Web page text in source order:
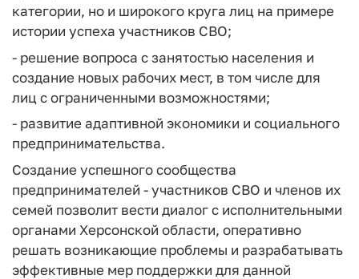
категории, но и широкого круга лиц на примере
истории успеха участников СВО;
- решение вопроса с занятостью населения и
создание новых рабочих мест, в том числе для
лиц с ограниченными возможностями;
- развитие адаптивной экономики и социального
предпринимательства.
Создание успешного сообщества
предпринимателей - участников СВО и членов их
семей позволит вести диалог с исполнительными
органами Херсонской области, оперативно
решать возникающие проблемы и разрабатывать
эффективные мер поддержки для данной